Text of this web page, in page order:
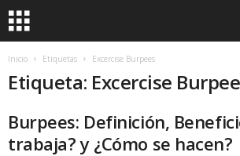
Inicio Etiquetas Excercise Burpees
Etiqueta: Excercise
Burpees: Definición,
trabaja? y ¿Cómo se hacen?